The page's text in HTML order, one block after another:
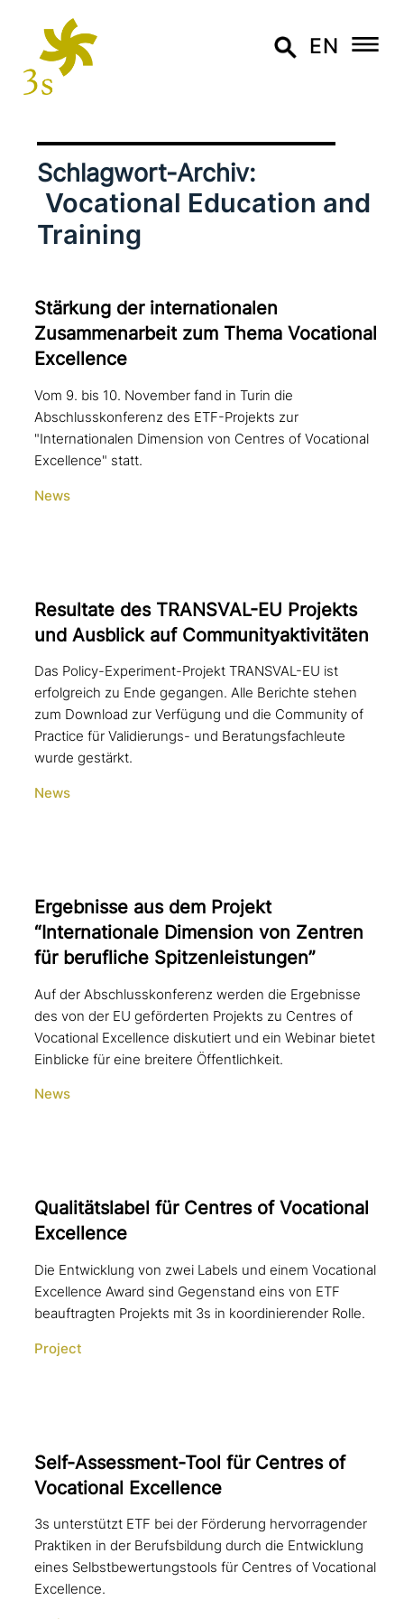
EN
Schlagwort-Archiv:
Vocational Education and
Training
Stärkung der inter­na­tio­na­len
Zusammenarbeit zum Thema Vocational
Excellence
Vom 9. bis 10. November fand in Turin die
Abschlusskonferenz des ETF-Projekts zur
"Internationalen Dimension von Centres of Vocational
Excellence" statt.
News
Resultate des TRANSVAL-EU Projekts
und Ausblick auf Communityaktivitäten
Das Policy-Experiment-Projekt TRANSVAL-EU ist
erfolgreich zu Ende gegangen. Alle Berichte stehen
zum Download zur Verfügung und die Community of
Practice für Validierungs- und Beratungsfachleute
wurde gestärkt.
News
Ergebnisse aus dem Projekt
“Internationale Dimension von Zentren
für beruf­li­che Spitzenleistungen”
Auf der Abschlusskonferenz werden die Ergebnisse
des von der EU geförderten Projekts zu Centres of
Vocational Excellence diskutiert und ein Webinar bietet
Einblicke für eine breitere Öffentlichkeit.
News
Qualitätslabel für Centres of Vocational
Excellence
Die Entwicklung von zwei Labels und einem Vocational
Excellence Award sind Gegenstand eins von ETF
beauftragten Projekts mit 3s in koordinierender Rolle.
Project
Self-Assessment-Tool für Centres of
Vocational Excellence
3s unterstützt ETF bei der Förderung hervorragender
Praktiken in der Berufsbildung durch die Entwicklung
eines Selbstbewertungstools für Centres of Vocational
Excellence.